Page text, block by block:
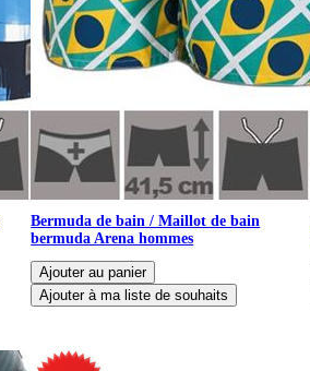
Bermuda de bain / Maillot de bain
bermuda Arena hommes